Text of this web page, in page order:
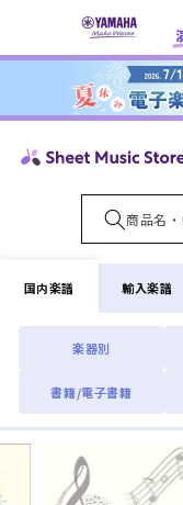
ンツに
国内楽譜
楽器別
書籍/電子書籍
輸入楽譜